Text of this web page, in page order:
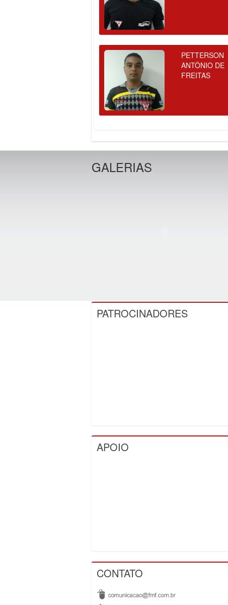
PETTERSON
ANTÔNIO DE
FREITAS
GALERIAS
PATROCINADORES
APOIO
CONTATO